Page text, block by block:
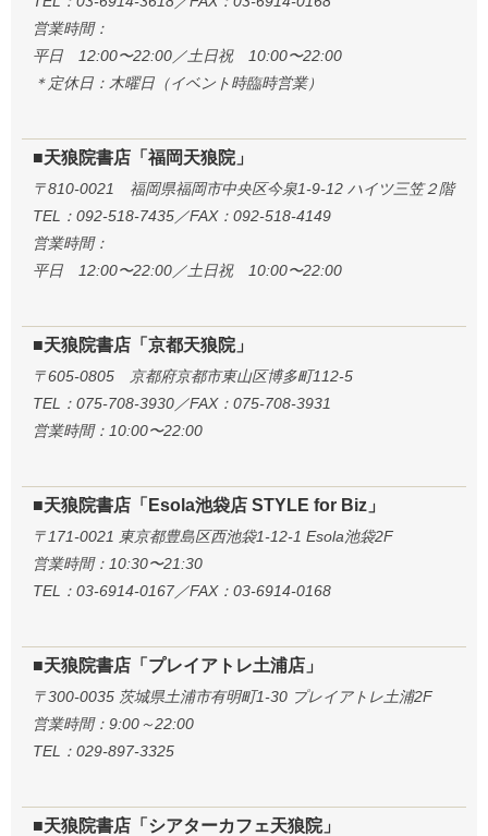
営業時間：
平日 12:00〜22:00／土日祝 10:00〜22:00
＊定休日：木曜日（イベント時臨時営業）
■天狼院書店「福岡天狼院」
〒810-0021 福岡県福岡市中央区今泉1-9-12 ハイツ三笠２階
TEL：092-518-7435／FAX：092-518-4149
営業時間：
平日 12:00〜22:00／土日祝 10:00〜22:00
■天狼院書店「京都天狼院」
〒605-0805 京都府京都市東山区博多町112-5
TEL：075-708-3930／FAX：075-708-3931
営業時間：10:00〜22:00
■天狼院書店「Esola池袋店 STYLE for Biz」
〒171-0021 東京都豊島区西池袋1-12-1 Esola池袋2F
営業時間：10:30〜21:30
TEL：03-6914-0167／FAX：03-6914-0168
■天狼院書店「プレイアトレ土浦店」
〒300-0035 茨城県土浦市有明町1-30 プレイアトレ土浦2F
営業時間：9:00～22:00
TEL：029-897-3325
■天狼院書店「シアターカフェ天狼院」